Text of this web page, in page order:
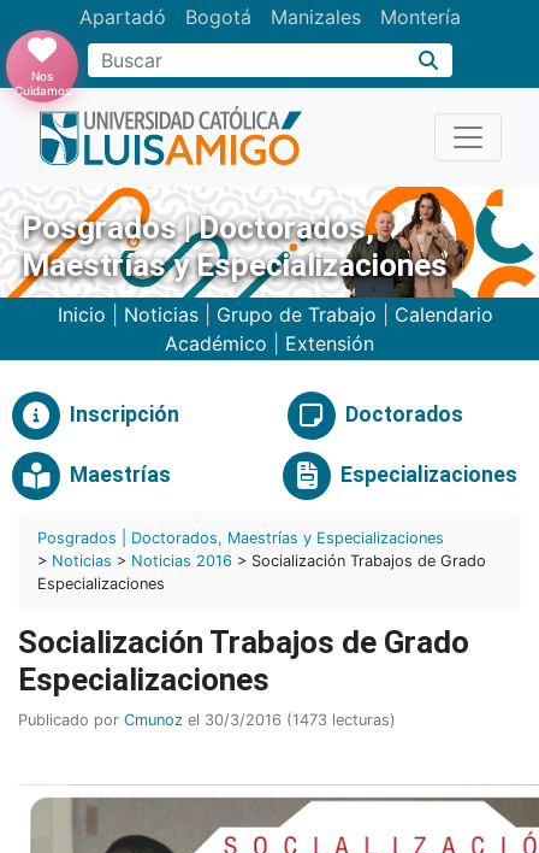
Apartadó Bogotá Manizales Montería
Buscar
Nos
Cuidamos
Posgrados | Doctorados,
Maestrías y Especializaciones
Inicio Noticias Grupo de Trabajo
Calendario
Académico
Extensión
Inscripción Doctorados
Maestrías Especializaciones
Posgrados | Doctorados, Maestrías y Especializaciones
> Noticias > Noticias 2016 > Socialización Trabajos de Grado
Especializaciones
Socialización Trabajos de Grado
Especializaciones
Publicado por Cmunoz el 30/3/2016 (1473 lecturas)